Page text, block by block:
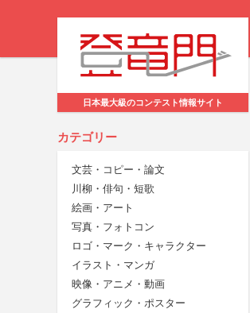
日本最大級のコンテスト情報サイト
カテゴリー
文芸・コピー・論文
川柳・俳句・短歌
絵画・アート
写真・フォトコン
ロゴ・マーク・キャラクター
イラスト・マンガ
映像・アニメ・動画
グラフィック・ポスター